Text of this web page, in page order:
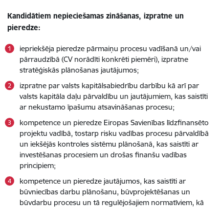
Kandidātiem nepieciešamas zināšanas, izpratne un
pieredze:
iepriekšēja pieredze pārmaiņu procesu vadīšanā un/vai
pārraudzībā (CV norādīti konkrēti piemēri), izpratne
stratēģiskās plānošanas jautājumos;
izpratne par valsts kapitālsabiedrību darbību kā arī par
valsts kapitāla daļu pārvaldību un jautājumiem, kas saistīti
ar nekustamo īpašumu atsavināšanas procesu;
kompetence un pieredze Eiropas Savienības līdzfinansēto
projektu vadībā, tostarp risku vadības procesu pārvaldībā
un iekšējās kontroles sistēmu plānošanā, kas saistīti ar
investēšanas procesiem un drošas finanšu vadības
principiem;
kompetence un pieredze jautājumos, kas saistīti ar
būvniecības darbu plānošanu, būvprojektēšanas un
būvdarbu procesu un tā regulējošajiem normatīviem, kā